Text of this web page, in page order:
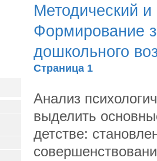
Методический
Формирование
дошкольного
Страница 1
Анализ
выделить
детстве: